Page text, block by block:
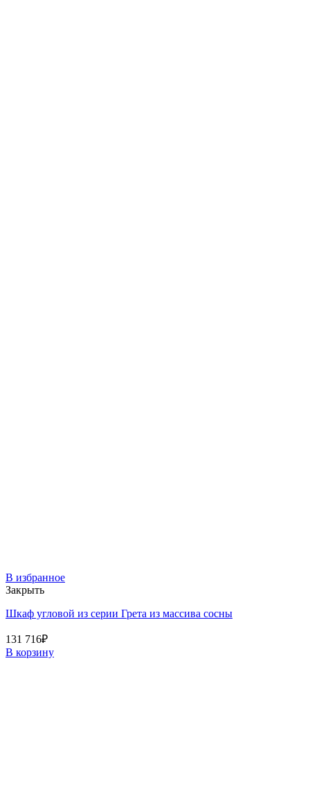
В избранное
Закрыть
Шкаф угловой из серии Грета из массива сосны
131 716₽
В корзину